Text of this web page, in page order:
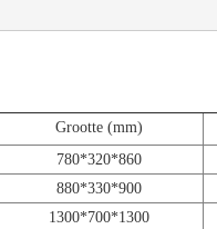
Grootte (mm)
780*320*860
880*330*900
1300*700*1300